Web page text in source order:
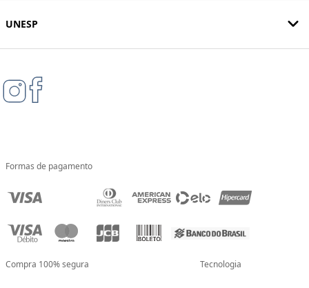
UNESP
Formas de pagamento
Compra 100% segura Tecnologia